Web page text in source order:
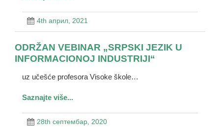
4th април, 2021
ODRŽAN VEBINAR „SRPSKI JEZIK U
INFORMACIONOJ INDUSTRIJI“
uz učešće profesora Visoke škole…
Saznajte više...
28th септембар, 2020